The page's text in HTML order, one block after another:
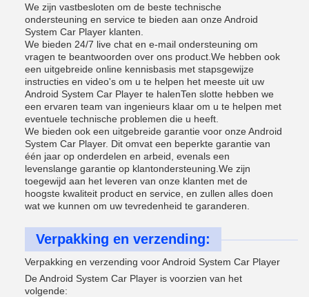
We zijn vastbesloten om de beste technische
ondersteuning en service te bieden aan onze Android
System Car Player klanten.
We bieden 24/7 live chat en e-mail ondersteuning om
vragen te beantwoorden over ons product.We hebben ook
een uitgebreide online kennisbasis met stapsgewijze
instructies en video's om u te helpen het meeste uit uw
Android System Car Player te halenTen slotte hebben we
een ervaren team van ingenieurs klaar om u te helpen met
eventuele technische problemen die u heeft.
We bieden ook een uitgebreide garantie voor onze Android
System Car Player. Dit omvat een beperkte garantie van
één jaar op onderdelen en arbeid, evenals een
levenslange garantie op klantondersteuning.We zijn
toegewijd aan het leveren van onze klanten met de
hoogste kwaliteit product en service, en zullen alles doen
wat we kunnen om uw tevredenheid te garanderen.
Verpakking en verzending:
Verpakking en verzending voor Android System Car Player
De Android System Car Player is voorzien van het
volgende: